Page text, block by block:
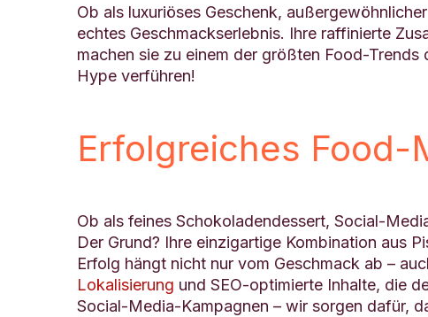
Ob als luxuriöses Geschenk,
echtes Geschmackserlebnis. Ihre raffinierte
machen sie zu einem der größten Food-
Hype verführen!
Erfolgreiches
Ob als feines Schokoladendessert, Social-
Der Grund? Ihre einzigartige Kombination aus
Erfolg hängt nicht nur vom Geschmack ab –
Lokalisierung und SEO-optimierte Inhalte, die
Social-Media-Kampagnen – wir sorgen dafür,